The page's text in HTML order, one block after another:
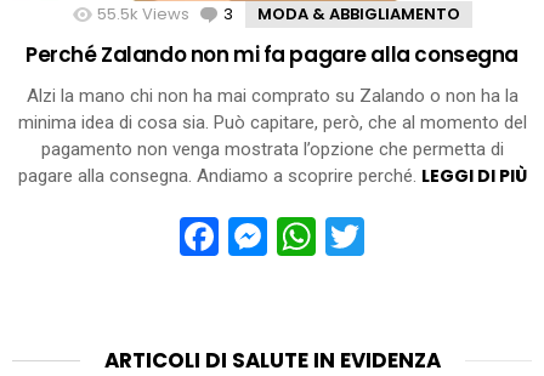
55.5k Views 3 Comments
MODA & ABBIGLIAMENTO
Perché Zalando non mi fa pagare alla consegna
Alzi la mano chi non ha mai comprato su Zalando o non ha la
minima idea di cosa sia. Può capitare, però, che al momento del
pagamento non venga mostrata l’opzione che permetta di
pagare alla consegna. Andiamo a scoprire perché. LEGGI DI PIÙ
Facebook
Messenger
WhatsApp
ARTICOLI DI SALUTE IN EVIDENZA